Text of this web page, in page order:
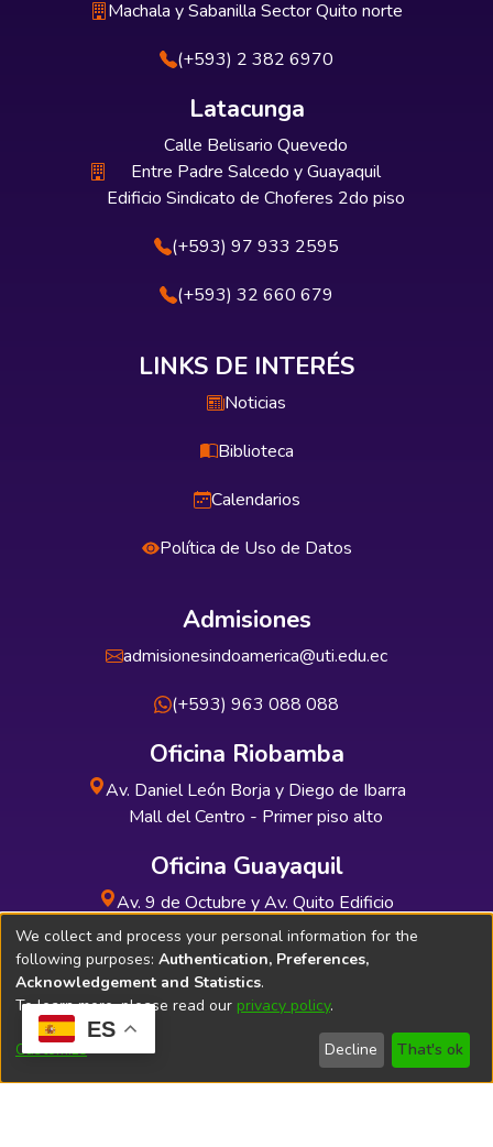
ES
Machala y Sabanilla Sector Quito norte
(+593) 2 382 6970
Latacunga
Calle Belisario Quevedo
Entre Padre Salcedo y Guayaquil
Edificio Sindicato de Choferes 2do piso
(+593) 97 933 2595
(+593) 32 660 679
LINKS DE INTERÉS
Noticias
Biblioteca
Calendarios
Política de Uso de Datos
Admisiones
admisionesindoamerica@uti.edu.ec
(+593) 963 088 088
Oficina Riobamba
Av. Daniel León Borja y Diego de Ibarra
Mall del Centro - Primer piso alto
Oficina Guayaquil
Av. 9 de Octubre y Av. Quito Edificio
INDUAUTO - Planta baja
Soporte Técnico Bibliolatino.com
We collect and process your personal information for the
following purposes: Authentication, Preferences,
Acknowledgement and Statistics.
To learn more, please read our privacy policy.
Customize Decline That's ok